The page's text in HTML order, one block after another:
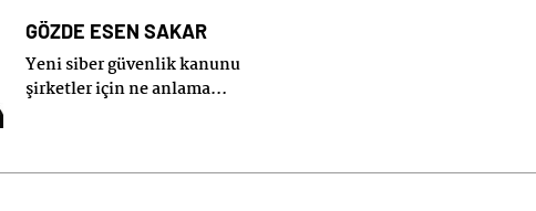
GÖZDE ESEN SAKAR
Yeni siber güvenlik kanunu
şirketler için ne anlama